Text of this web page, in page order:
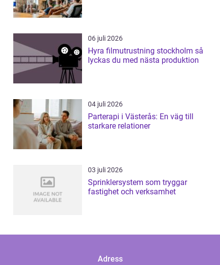
06 juli 2026
Hyra filmutrustning stockholm så
lyckas du med nästa produktion
04 juli 2026
Parterapi i Västerås: En väg till
starkare relationer
03 juli 2026
Sprinklersystem som tryggar
fastighet och verksamhet
Adress